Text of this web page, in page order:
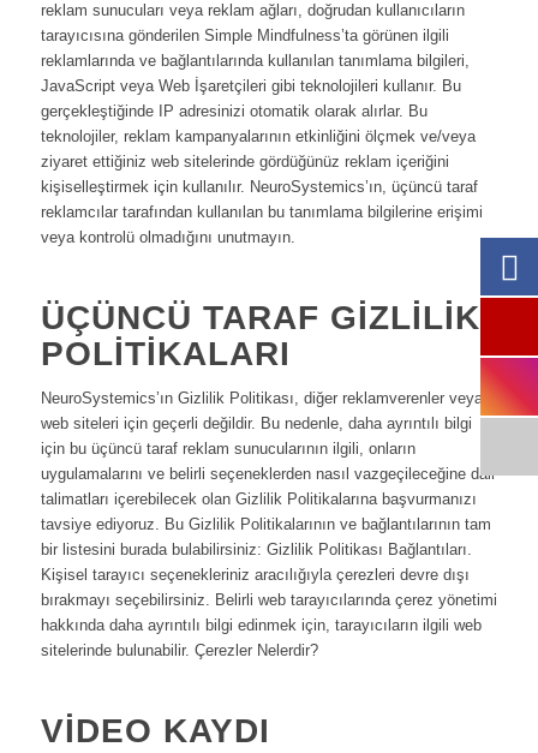
reklam sunucuları veya reklam ağları, doğrudan kullanıcıların
tarayıcısına gönderilen Simple Mindfulness’ta görünen ilgili
reklamlarında ve bağlantılarında kullanılan tanımlama bilgileri,
JavaScript veya Web İşaretçileri gibi teknolojileri kullanır. Bu
gerçekleştiğinde IP adresinizi otomatik olarak alırlar. Bu
teknolojiler, reklam kampanyalarının etkinliğini ölçmek ve/veya
ziyaret ettiğiniz web sitelerinde gördüğünüz reklam içeriğini
kişiselleştirmek için kullanılır. NeuroSystemics’ın, üçüncü taraf
reklamcılar tarafından kullanılan bu tanımlama bilgilerine erişimi
veya kontrolü olmadığını unutmayın.
ÜÇÜNCÜ TARAF GIZLILIK
POLITIKALARI
NeuroSystemics’ın Gizlilik Politikası, diğer reklamverenler veya
web siteleri için geçerli değildir. Bu nedenle, daha ayrıntılı bilgi
için bu üçüncü taraf reklam sunucularının ilgili, onların
uygulamalarını ve belirli seçeneklerden nasıl vazgeçileceğine dair
talimatları içerebilecek olan Gizlilik Politikalarına başvurmanızı
tavsiye ediyoruz. Bu Gizlilik Politikalarının ve bağlantılarının tam
bir listesini burada bulabilirsiniz: Gizlilik Politikası Bağlantıları.
Kişisel tarayıcı seçenekleriniz aracılığıyla çerezleri devre dışı
bırakmayı seçebilirsiniz. Belirli web tarayıcılarında çerez yönetimi
hakkında daha ayrıntılı bilgi edinmek için, tarayıcıların ilgili web
sitelerinde bulunabilir. Çerezler Nelerdir?
VIDEO KAYDI